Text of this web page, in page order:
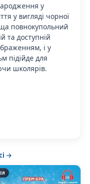
у
у вигляді чорної
повнокупольний
та доступній
і у
підійде для
школярів.
→